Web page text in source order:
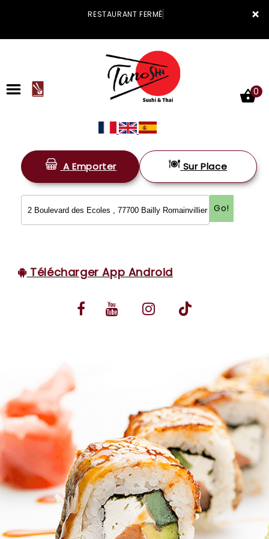
×
RESTAURANT FERMÉ
ACCUEIL
LA CARTE
VOS AVIS
MENTIONS LÉGALES
0
A Emporter Sur Place
Go!
Télécharger App Android